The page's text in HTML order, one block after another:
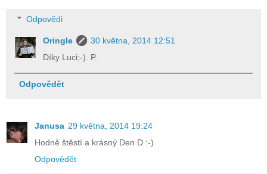
Odpovědi
Oringle
30 května, 2014 12:51
Díky Luci;-). P.
Odpovědět
Janusa 29 května, 2014 19:24
Hodně štěstí a krásný Den D :-)
Odpovědět